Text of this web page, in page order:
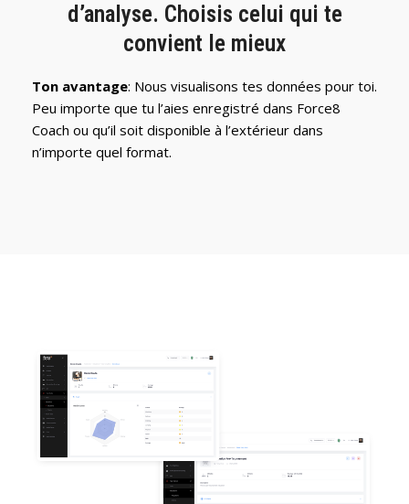
d’analyse. Choisis celui qui te
convient le mieux
Ton avantage: Nous visualisons tes données pour toi.
Peu importe que tu l’aies enregistré dans Force8
Coach ou qu’il soit disponible à l’extérieur dans
n’importe quel format.